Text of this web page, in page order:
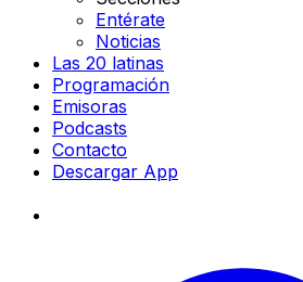
Entérate
Noticias
Las 20 latinas
Programación
Emisoras
Podcasts
Contacto
Descargar App